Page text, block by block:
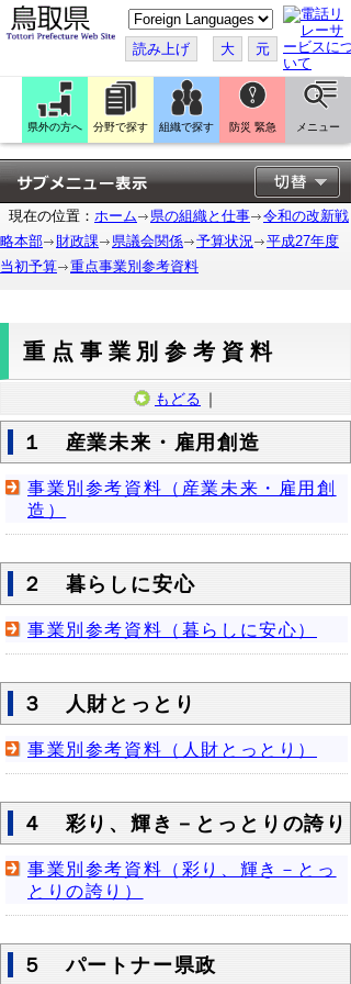
こ
の
ペ
ー
ジ
翻
訳
す
る
読み上げ 大 元
県外の方へ 分野で探す 組織で探す 防災 緊急 メニュー
現在の位置： ホーム 県の組織と仕事
令和の改新戦
略本部
財政課 県議会関係 予算状況
平成27年度
当初予算
重点事業別参考資料
重点事業別参考資料
もどる ｜
１ 産業未来・雇用創造
事業別参考資料（産業未来・雇用創
造）
２ 暮らしに安心
事業別参考資料（暮らしに安心）
３ 人財とっとり
事業別参考資料（人財とっとり）
４ 彩り、輝き－とっとりの誇り
事業別参考資料（彩り、輝き－とっ
とりの誇り）
５ パートナー県政